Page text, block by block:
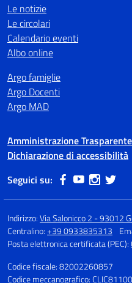
Le notizie
Le circolari
Calendario eventi
Albo online
Argo famiglie
Argo Docenti
Argo MAD
Amministrazione Trasparente
Dichiarazione di accessibilità
Seguici su:
Indirizzo:Via Salonicco 2 - 93012
Centralino:+39 0933835313
Posta elettronica certificata (PEC):
Codice fiscale: 82002260857
Codice meccanografico: